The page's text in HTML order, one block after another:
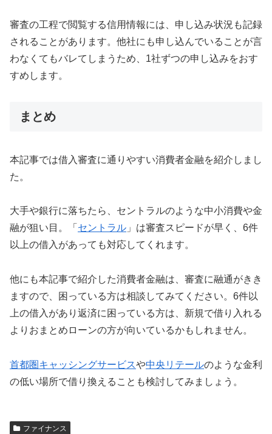
審査の工程で閲覧する信用情報には、申し込み状況も記録
されることがあります。他社にも申し込んでいることが言
わなくてもバレてしまうため、1社ずつの申し込みをおす
すめします。
まとめ
本記事では借入審査に通りやすい消費者金融を紹介しまし
た。
大手や銀行に落ちたら、セントラルのような中小消費や金
融が狙い目。「 セントラル 」は審査スピードが早く、6件
以上の借入があっても対応してくれます。
他にも本記事で紹介した消費者金融は、審査に融通がきき
ますので、困っている方は相談してみてください。6件以
上の借入があり返済に困っている方は、新規で借り入れる
よりおまとめローンの方が向いているかもしれません。
首都圏キャッシングサービスや中央リテールのような金利
の低い場所で借り換えることも検討してみましょう。
ファイナンス